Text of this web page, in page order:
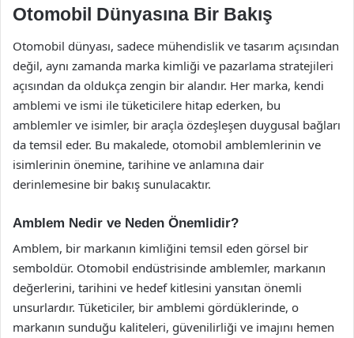
Otomobil Dünyasına Bir Bakış
Otomobil dünyası, sadece mühendislik ve tasarım açısından
değil, aynı zamanda marka kimliği ve pazarlama stratejileri
açısından da oldukça zengin bir alandır. Her marka, kendi
amblemi ve ismi ile tüketicilere hitap ederken, bu
amblemler ve isimler, bir araçla özdeşleşen duygusal bağları
da temsil eder. Bu makalede, otomobil amblemlerinin ve
isimlerinin önemine, tarihine ve anlamına dair
derinlemesine bir bakış sunulacaktır.
Amblem Nedir ve Neden Önemlidir?
Amblem, bir markanın kimliğini temsil eden görsel bir
semboldür. Otomobil endüstrisinde amblemler, markanın
değerlerini, tarihini ve hedef kitlesini yansıtan önemli
unsurlardır. Tüketiciler, bir amblemi gördüklerinde, o
markanın sunduğu kaliteleri, güvenilirliği ve imajını hemen